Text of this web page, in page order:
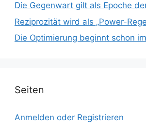
Die Gegenwart gilt als Epoche
Reziprozität wird als „Power-
Die Optimierung beginnt schon
Seiten
Anmelden oder Registrieren